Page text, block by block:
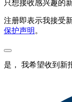
只想接收感兴趣的
注册即表示我接受
保护声明 。
是， 我希望收到新